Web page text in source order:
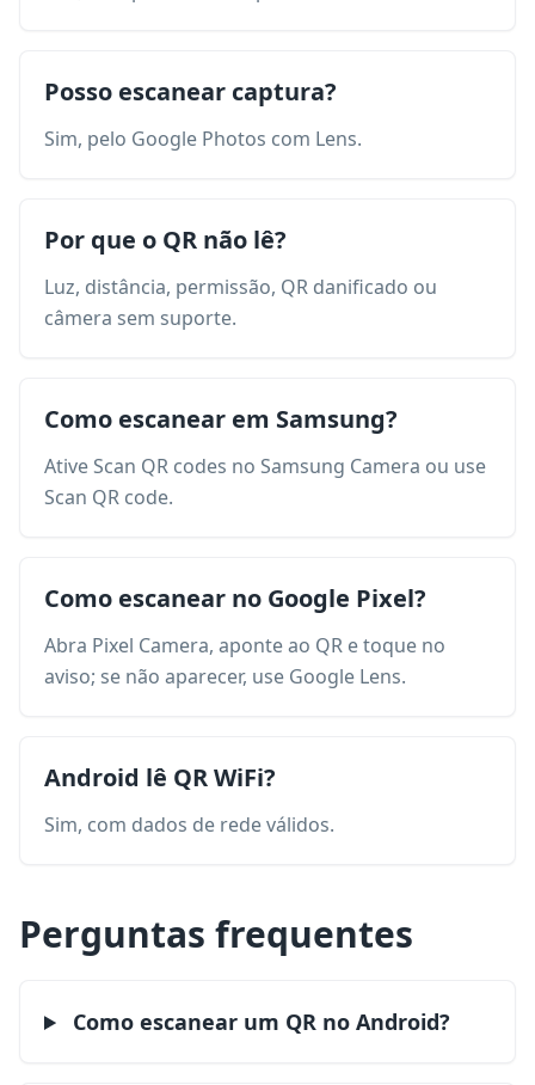
Posso escanear captura?
Sim, pelo Google Photos com Lens.
Por que o QR não lê?
Luz, distância, permissão, QR danificado ou
câmera sem suporte.
Como escanear em Samsung?
Ative Scan QR codes no Samsung Camera ou use
Scan QR code.
Como escanear no Google Pixel?
Abra Pixel Camera, aponte ao QR e toque no
aviso; se não aparecer, use Google Lens.
Android lê QR WiFi?
Sim, com dados de rede válidos.
Perguntas frequentes
Como escanear um QR no Android?